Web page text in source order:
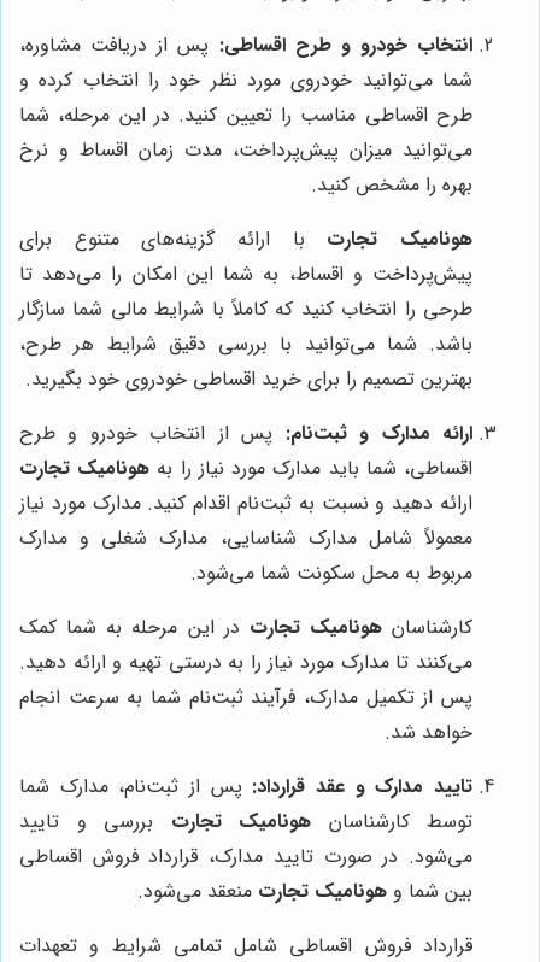
انتخاب خودرو و طرح اقساطی: پس از دریافت مشاوره،
شما می‌توانید خودروی مورد نظر خود را انتخاب کرده و
طرح اقساطی مناسب را تعیین کنید. در این مرحله، شما
می‌توانید میزان پیش‌پرداخت، مدت زمان اقساط و نرخ
بهره را مشخص کنید.
هونامیک تجارت با ارائه گزینه‌های متنوع برای
پیش‌پرداخت و اقساط، به شما این امکان را می‌دهد تا
طرحی را انتخاب کنید که کاملاً با شرایط مالی شما سازگار
باشد. شما می‌توانید با بررسی دقیق شرایط هر طرح،
بهترین تصمیم را برای خرید اقساطی خودروی خود بگیرید.
ارائه مدارک و ثبت‌نام: پس از انتخاب خودرو و طرح
اقساطی، شما باید مدارک مورد نیاز را به هونامیک تجارت
ارائه دهید و نسبت به ثبت‌نام اقدام کنید. مدارک مورد نیاز
معمولاً شامل مدارک شناسایی، مدارک شغلی و مدارک
مربوط به محل سکونت شما می‌شود.
کارشناسانهونامیک تجارت در این مرحله به شما کمک
می‌کنند تا مدارک مورد نیاز را به درستی تهیه و ارائه دهید.
پس از تکمیل مدارک، فرآیند ثبت‌نام شما به سرعت انجام
خواهد شد.
تایید مدارک و عقد قرارداد: پس از ثبت‌نام، مدارک شما
توسط کارشناسان هونامیک تجارت بررسی و تایید
می‌شود. در صورت تایید مدارک، قرارداد فروش اقساطی
بین شما و هونامیک تجارت منعقد می‌شود.
قرارداد فروش اقساطی شامل تمامی شرایط و تعهدات